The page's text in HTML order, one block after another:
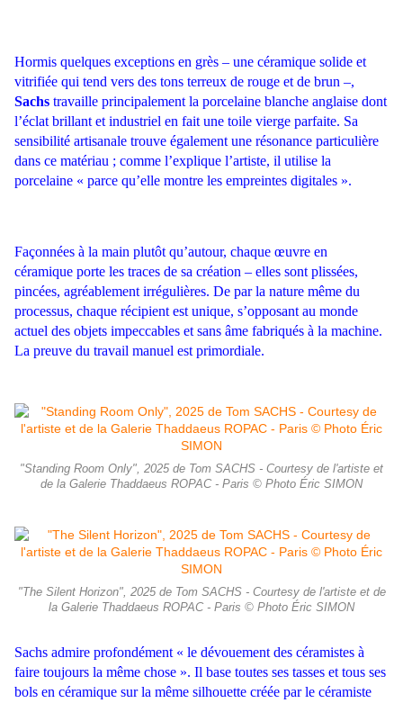
Hormis quelques exceptions en grès – une céramique solide et
vitrifiée qui tend vers des tons terreux de rouge et de brun –,
Sachs travaille principalement la porcelaine blanche anglaise dont
l’éclat brillant et industriel en fait une toile vierge parfaite. Sa
sensibilité artisanale trouve également une résonance particulière
dans ce matériau ; comme l’explique l’artiste, il utilise la
porcelaine « parce qu’elle montre les empreintes digitales ».
Façonnées à la main plutôt qu’autour, chaque œuvre en
céramique porte les traces de sa création – elles sont plissées,
pincées, agréablement irrégulières. De par la nature même du
processus, chaque récipient est unique, s’opposant au monde
actuel des objets impeccables et sans âme fabriqués à la machine.
La preuve du travail manuel est primordiale.
"Standing Room Only", 2025 de Tom SACHS - Courtesy de l'artiste et
de la Galerie Thaddaeus ROPAC - Paris © Photo Éric SIMON
"The Silent Horizon", 2025 de Tom SACHS - Courtesy de l'artiste et de
la Galerie Thaddaeus ROPAC - Paris © Photo Éric SIMON
Sachs admire profondément « le dévouement des céramistes à
faire toujours la même chose ». Il base toutes ses tasses et tous ses
bols en céramique sur la même silhouette créée par le céramiste